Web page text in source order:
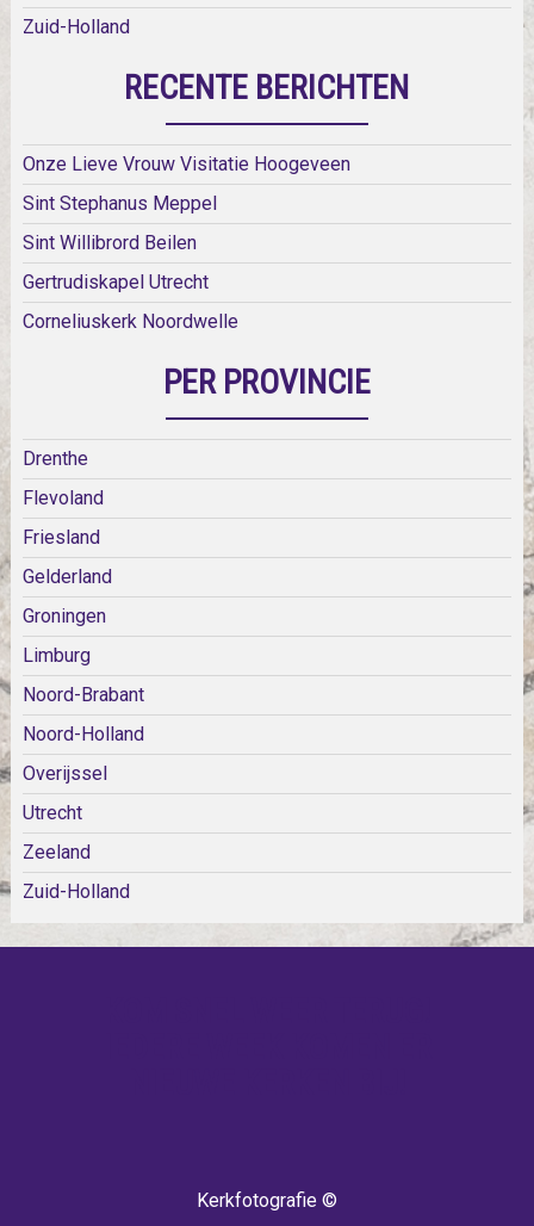
Zuid-Holland
RECENTE BERICHTEN
Onze Lieve Vrouw Visitatie Hoogeveen
Sint Stephanus Meppel
Sint Willibrord Beilen
Gertrudiskapel Utrecht
Corneliuskerk Noordwelle
PER PROVINCIE
Drenthe
Flevoland
Friesland
Gelderland
Groningen
Limburg
Noord-Brabant
Noord-Holland
Overijssel
Utrecht
Zeeland
Zuid-Holland
Kerkfotografie ©